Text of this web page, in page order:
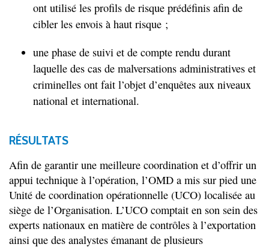
ont utilisé les profils de risque prédéfinis afin de
cibler les envois à haut risque ;
une phase de suivi et de compte rendu durant
laquelle des cas de malversations administratives et
criminelles ont fait l’objet d’enquêtes aux niveaux
national et international.
RÉSULTATS
Afin de garantir une meilleure coordination et d’offrir un
appui technique à l’opération, l’OMD a mis sur pied une
Unité de coordination opérationnelle (UCO) localisée au
siège de l’Organisation. L’UCO comptait en son sein des
experts nationaux en matière de contrôles à l’exportation
ainsi que des analystes émanant de plusieurs